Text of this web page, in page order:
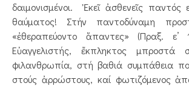
δαιμονισμένοι. Ἐκεῖ ἀσθενεῖς παντός
θαύματος! Στήν παντοδύναμη
«ἐθεραπεύοντο ἅπαντες» (Πραξ.
Εὐαγγελιστής, ἔκπληκτος μπροστά
φιλανθρωπία, στή βαθιά συμπάθεια
στούς ἀρρώστους, καί φωτιζόμενος